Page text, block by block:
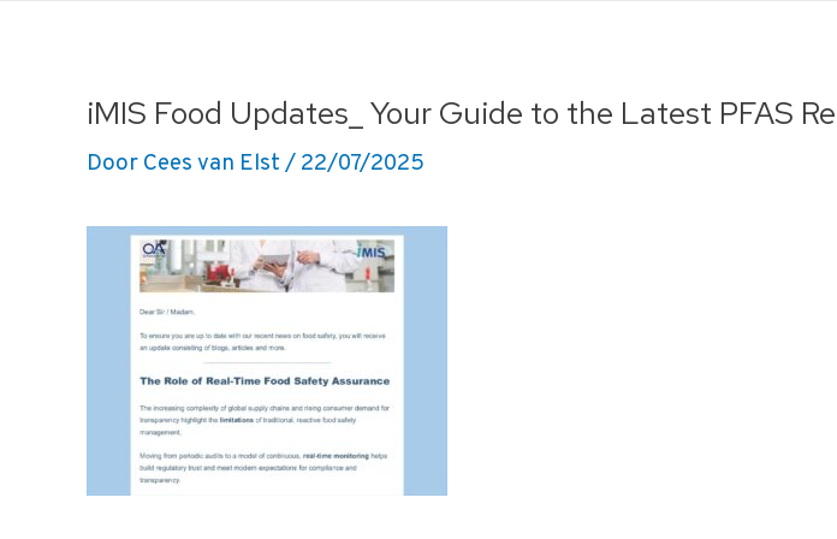
iMIS Food Updates_ Your Guide to the Latest PFAS
Door Cees van Elst / 22/07/2025